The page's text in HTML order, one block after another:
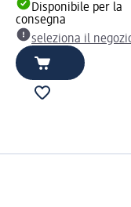
Disponibile per la
consegna
seleziona il